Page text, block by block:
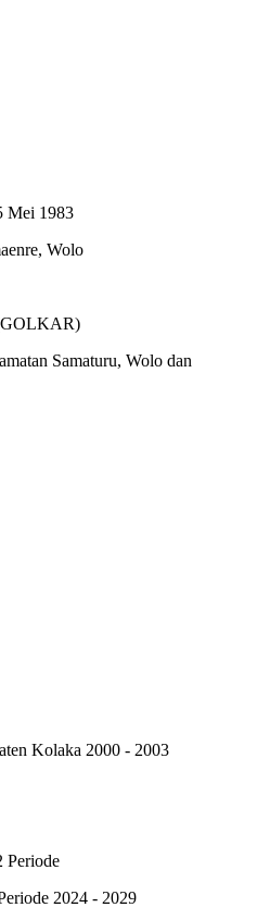
Mei 1983
Wolo
Samaturu, Wolo dan
Kolaka 2000 - 2003
Periode
2024 - 2029